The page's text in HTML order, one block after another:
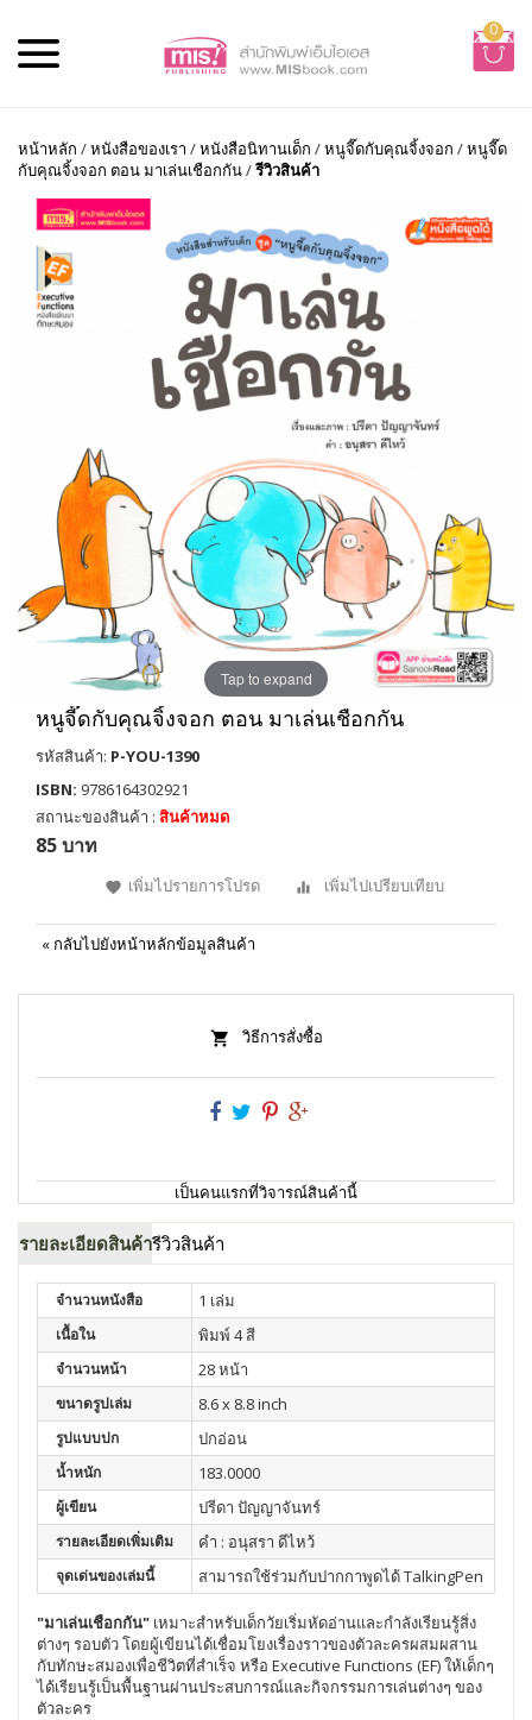
0
หน้าหลัก /หนังสือของเรา /หนังสือนิทานเด็ก /หนูจี๊ดกับคุณจิ้งจอก /หนูจี๊ด
กับคุณจิ้งจอก ตอน มาเล่นเชือกกัน/รีวิวสินค้า
Tap to expand
หนูจี๊ดกับคุณจิ้งจอก ตอน มาเล่นเชือกกัน
รหัสสินค้า: P-YOU-1390
ISBN: 9786164302921
สถานะของสินค้า : สินค้าหมด
85 บาท
เพิ่มไปรายการโปรด เพิ่มไปเปรียบเทียบ
« กลับไปยังหน้าหลักข้อมูลสินค้า
วิธีการสั่งซื้อ
เป็นคนแรกที่วิจารณ์สินค้านี้
รายละเอียดสินค้ารีวิวสินค้า
จำนวนหนังสือ 1 เล่ม
เนื้อใน พิมพ์ 4 สี
จำนวนหน้า 28 หน้า
ขนาดรูปเล่ม 8.6 x 8.8 inch
รูปแบบปก ปกอ่อน
น้ำหนัก 183.0000
ผู้เขียน ปรีดา ปัญญาจันทร์
รายละเอียดเพิ่มเติม คำ : อนุสรา ดีไหว้
จุดเด่นของเล่มนี้ สามารถใช้ร่วมกับปากกาพูดได้ TalkingPen
"มาเล่นเชือกกัน" เหมาะสำหรับเด็กวัยเริ่มหัดอ่านและกำลังเรียนรู้สิ่ง
ต่างๆ รอบตัว โดยผู้เขียนได้เชื่อมโยงเรื่องราวของตัวละครผสมผสาน
กับทักษะสมองเพื่อชีวิตที่สำเร็จ หรือ Executive Functions (EF) ให้เด็กๆ
ได้เรียนรู้เป็นพื้นฐานผ่านประสบการณ์และกิจกรรมการเล่นต่างๆ ของ
ตัวละคร